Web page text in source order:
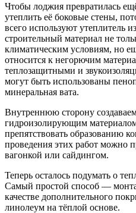
Чтобы лоджия превратилась
утеплить её боковые стены,
всего используют утеплитель
строительный материал не
климатическим условиям, но
относится к негорючим
теплозащитными и
могут быть использованы
минеральная вата.
Внутреннюю сторону
гидроизолирующим
препятствовать образованию
проведения этих работ можно
вагонкой или сайдингом.
Теперь осталось подумать о
Самый простой способ —
качестве дополнительного
линолеум на тёплой основе.